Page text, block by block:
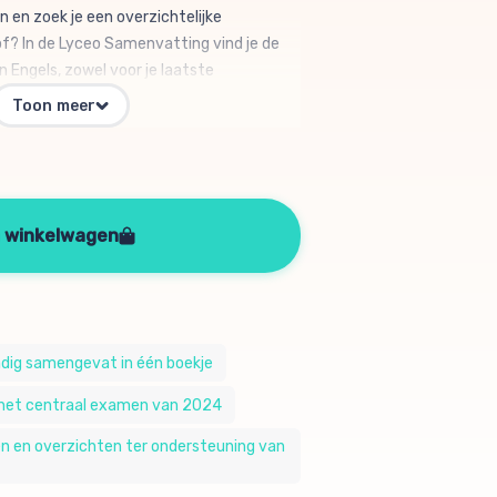
en zoek je een overzichtelijke
In de Lyceo Samenvatting vind je de
Engels, zowel voor je laatste
centraal examens. Elke samenvatting
en tekstsoorten herkennen. Maar
bij het leren, een uitgebreide
om je zo goed mogelijk voor
Toon meer
winkelwagen
samengevat in één boekje
centraal examen van 2024
en overzichten ter ondersteuning van